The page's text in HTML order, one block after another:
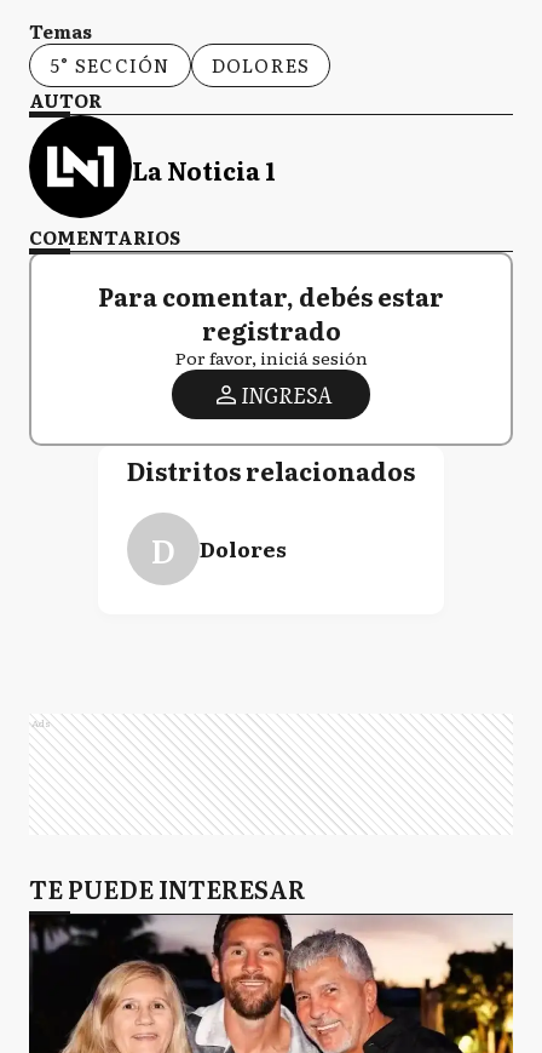
Temas
5° SECCIÓN
DOLORES
AUTOR
La Noticia 1
COMENTARIOS
Para comentar, debés estar
registrado
Por favor, iniciá sesión
INGRESA
Distritos relacionados
D Dolores
Ads
TE PUEDE INTERESAR